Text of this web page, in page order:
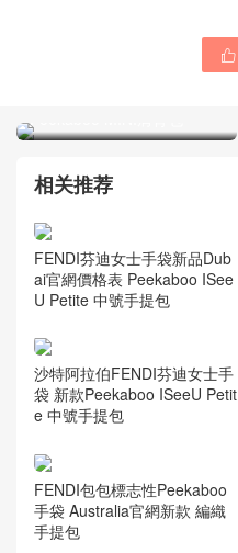

FENDI芬迪標誌性手袋USA
相关推荐
FENDI芬迪女士手袋新品Dub
ai官網價格表 Peekaboo ISee
U Petite 中號手提包
沙特阿拉伯FENDI芬迪女士手
袋 新款Peekaboo ISeeU Petit
e 中號手提包
FENDI包包標志性Peekaboo
手袋 Australia官網新款 編織
手提包